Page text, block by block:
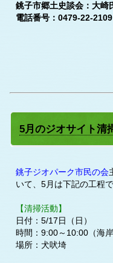
銚子市郷土史談会：大崎
電話番号：0479-22-2109
5月のジオサイト清
銚子ジオパーク市民の会
いて、5月は下記の工程
【清掃活動】
日付：5/17日（日）
時間：9:00～10:00（海岸
場所：犬吠埼